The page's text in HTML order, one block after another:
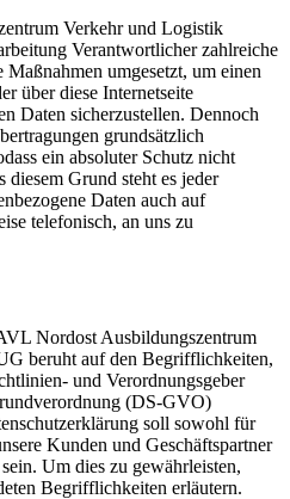
Verkehr und Logistik
Verantwortlicher zahlreiche
umgesetzt, um einen
über diese Internetseite
Daten sicherzustellen. Dennoch
grundsätzlich
ein absoluter Schutz nicht
Grund steht es jeder
Daten auch auf
telefonisch, an uns zu
Nordost Ausbildungszentrum
beruht auf den Begrifflichkeiten,
und Verordnungsgeber
(DS-GVO)
soll sowohl für
Kunden und Geschäftspartner
Um dies zu gewährleisten,
Begrifflichkeiten erläutern.